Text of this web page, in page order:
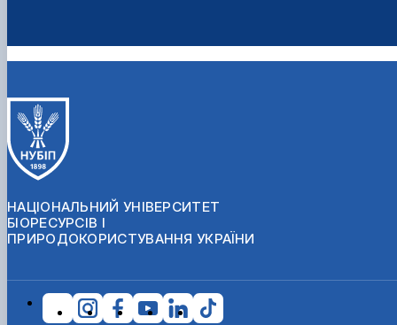
НАЦІОНАЛЬНИЙ УНІВЕРСИТЕТ
БІОРЕСУРСІВ І
ПРИРОДОКОРИСТУВАННЯ УКРАЇНИ